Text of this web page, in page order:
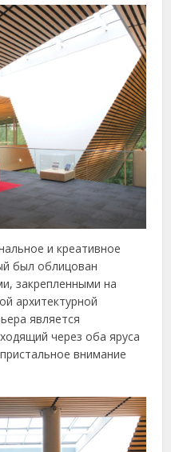
и креативное
был облицован
закрепленными на
архитектурной
является
через оба яруса
внимание